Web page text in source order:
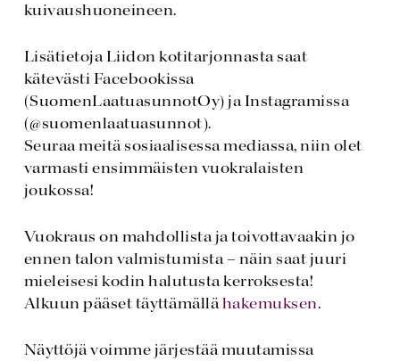
kuivaushuoneineen.
Lisätietoja Liidon kotitarjonnasta saat
kätevästi Facebookissa
(SuomenLaatuasunnotOy) ja Instagramissa
(@suomenlaatuasunnot).
Seuraa meitä sosiaalisessa mediassa, niin olet
varmasti ensimmäisten vuokralaisten
joukossa!
Vuokraus on mahdollista ja toivottavaakin jo
ennen talon valmistumista – näin saat juuri
mieleisesi kodin halutusta kerroksesta!
Alkuun pääset täyttämällähakemuksen.
Näyttöjä voimme järjestää muutamissa